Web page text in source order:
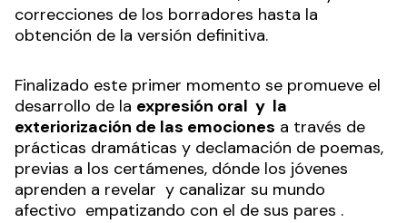
correcciones de los borradores hasta la
obtención de la versión definitiva.
Finalizado este primer momento se promueve el
desarrollo de la expresión oral y la
exteriorización de las emociones a través de
prácticas dramáticas y declamación de poemas,
previas a los certámenes, dónde los jóvenes
aprenden a revelar y canalizar su mundo
afectivo empatizando con el de sus pares .